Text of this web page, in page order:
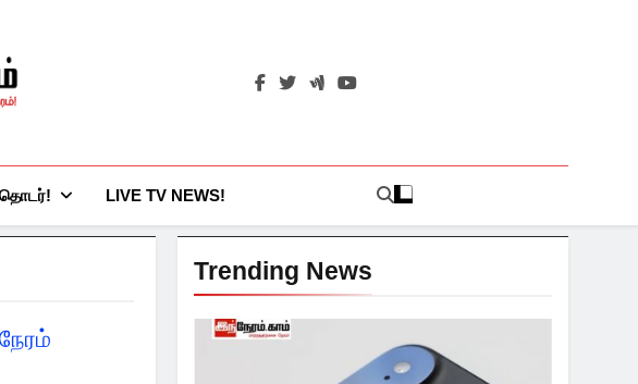
தொடர்! LIVE TV NEWS!
Trending News